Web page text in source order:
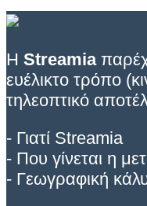
Η Streamia
ευέλικτο τρόπο
τηλεοπτικό
- Γιατί Streamia
- Που γίνεται η
- Γεωγραφική